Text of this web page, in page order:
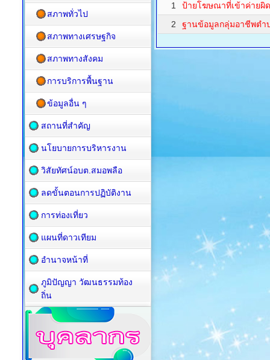
1
ป้ายโฆษณาที่เข้าค่ายผิ
2
ฐานข้อมูลกลุ่มอาชีพตำ
สภาพทั่วไป
สภาพทางเศรษฐกิจ
สภาพทางสังคม
การบริการพื้นฐาน
ข้อมูลอื่น ๆ
สถานที่สำคัญ
นโยบายการบริหารงาน
วิสัยทัศน์อบต.สมอพลือ
ลดขั้นตอนการปฏิบัติงาน
การท่องเที่ยว
แผนที่ดาวเทียม
อำนาจหน้าที่
ภูมิปัญญา วัฒนธรรมท้อง
ถิ่น